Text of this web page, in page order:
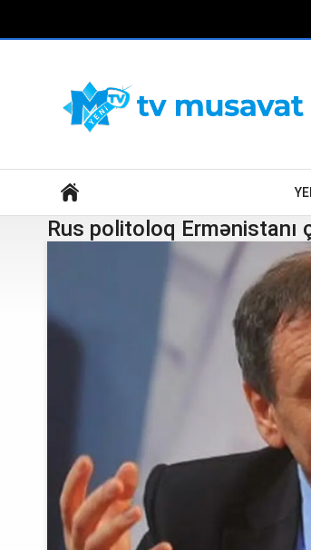
Rus politoloq Ermənistanı